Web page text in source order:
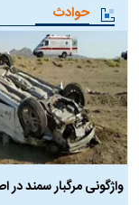
حوادث